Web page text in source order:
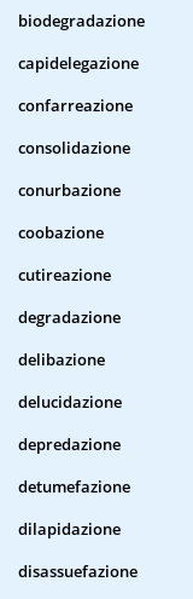
biodegradazione
capidelegazione
confarreazione
consolidazione
conurbazione
coobazione
cutireazione
degradazione
delibazione
delucidazione
depredazione
detumefazione
dilapidazione
disassuefazione